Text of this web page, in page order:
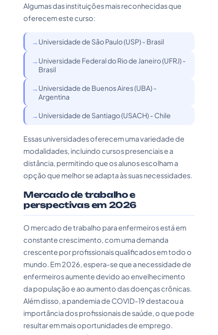
Algumas das instituições mais reconhecidas que
oferecem este curso:
Universidade de São Paulo (USP) - Brasil
Universidade Federal do Rio de Janeiro (UFRJ) -
Brasil
Universidade de Buenos Aires (UBA) -
Argentina
Universidade de Santiago (USACH) - Chile
Essas universidades oferecem uma variedade de
modalidades, incluindo cursos presenciais e a
distância, permitindo que os alunos escolham a
opção que melhor se adapta às suas necessidades.
Mercado de trabalho e
perspectivas em 2026
O mercado de trabalho para enfermeiros está em
constante crescimento, com uma demanda
crescente por profissionais qualificados em todo o
mundo. Em 2026, espera-se que a necessidade de
enfermeiros aumente devido ao envelhecimento
da população e ao aumento das doenças crônicas.
Além disso, a pandemia de COVID-19 destacou a
importância dos profissionais de saúde, o que pode
resultar em mais oportunidades de emprego.